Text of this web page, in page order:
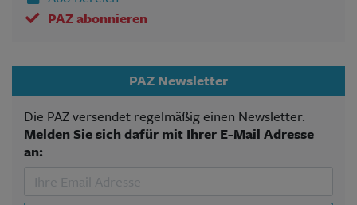
PAZ abonnieren
PAZ Newsletter
Die PAZ versendet regelmäßig einen Newsletter.
Melden Sie sich dafür mit Ihrer E-Mail Adresse
an: